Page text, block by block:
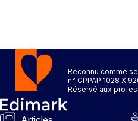
Reconnu comme
n° CPPAP 1028 X
Réservé aux